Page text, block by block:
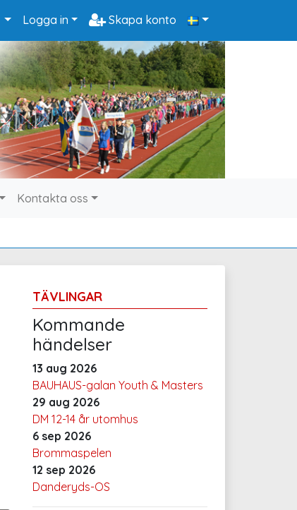
Logga in Skapa konto
Kontakta oss
TÄVLINGAR
Kommande
händelser
13 aug 2026
BAUHAUS-galan Youth & Masters
29 aug 2026
DM 12-14 år utomhus
6 sep 2026
Brommaspelen
12 sep 2026
Danderyds-OS